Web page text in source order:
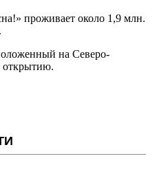
проживает около 1,9 млн.
на Северо-
открытию.